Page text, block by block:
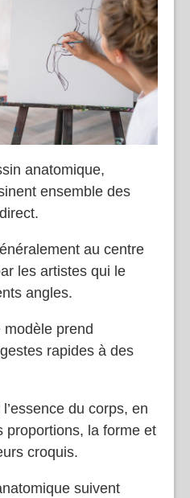
anatomique,
ensemble des
au centre
les artistes qui le
angles.
prend
rapides à des
du corps, en
proportions, la forme et
croquis.
suivent